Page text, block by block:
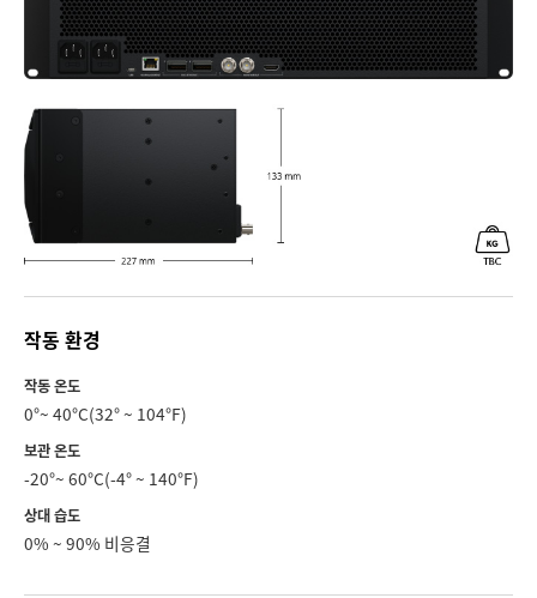
작동 환경
작동 온도
0°~ 40°C(32° ~ 104°F)
보관 온도
-20°~ 60°C(-4° ~ 140°F)
상대 습도
0% ~ 90% 비응결